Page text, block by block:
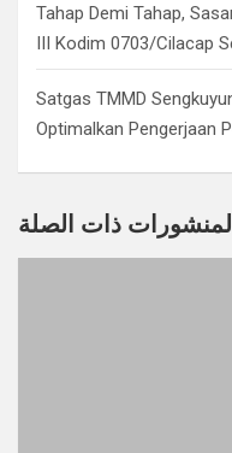
Tahap Demi Tahap,
III Kodim 0703/Cilacap
Satgas TMMD
Optimalkan Pengerjaan